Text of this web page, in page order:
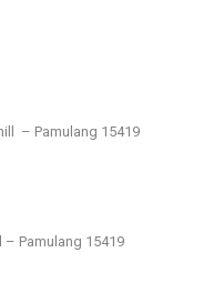
– Pamulang 15419
– Pamulang 15419